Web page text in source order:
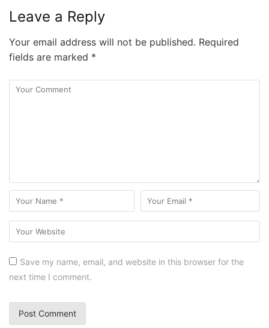
Leave a Reply
Your email address will not be published. Required
fields are marked *
Save my name, email, and website in this browser for the
next time I comment.